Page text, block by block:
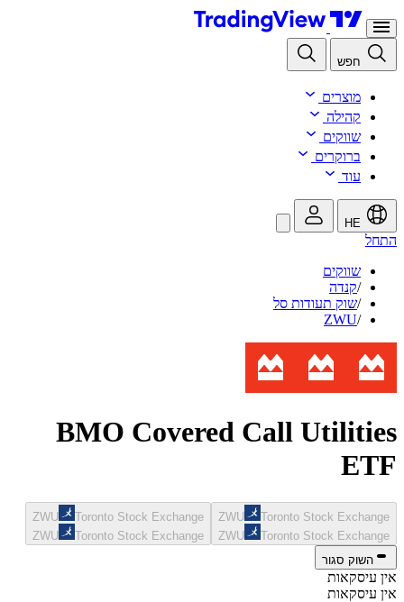
חפש
מוצרים
קהילה
שווקים
ברוקרים
עוד
התחל
שווקים
/קנדה
/שוק תעודות סל
/
ZWU
BMO Covered Call Utilities
ETF
ZWU
Toronto Stock Exchange
ZWU
Toronto Stock Exchange
ZWU
Toronto Stock Exchange
ZWU
Toronto Stock Exchange
השוק סגור
אין עיסקאות
אין עיסקאות